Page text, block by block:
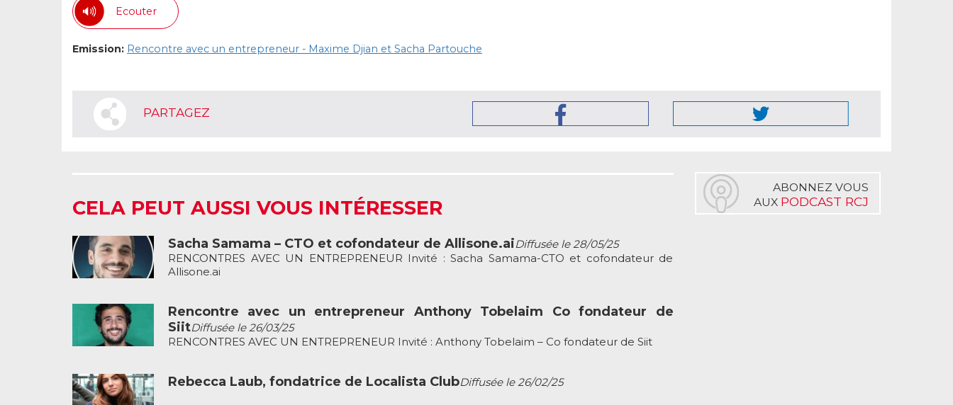
Ecouter
Emission: Rencontre avec un entrepreneur - Maxime Djian et Sacha Partouche
PARTAGEZ
CELA PEUT AUSSI VOUS INTÉRESSER
Sacha Samama – CTO et cofondateur de Allisone.aiDiffusée le 28/05/25
RENCONTRES AVEC UN ENTREPRENEUR Invité : Sacha Samama-CTO et cofondateur de
Allisone.ai
Rencontre avec un entrepreneur Anthony Tobelaim Co fondateur de
SiitDiffusée le 26/03/25
RENCONTRES AVEC UN ENTREPRENEUR Invité : Anthony Tobelaim – Co fondateur de Siit
Rebecca Laub, fondatrice de Localista ClubDiffusée le 26/02/25
ABONNEZ VOUS
AUX PODCAST RCJ